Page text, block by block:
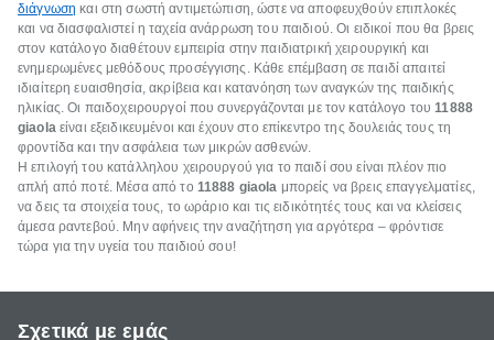
διάγνωση και στη σωστή αντιμετώπιση, ώστε να αποφευχθούν επιπλοκές
και να διασφαλιστεί η ταχεία ανάρρωση του παιδιού. Οι ειδικοί που θα βρεις
στον κατάλογο διαθέτουν εμπειρία στην παιδιατρική χειρουργική και
ενημερωμένες μεθόδους προσέγγισης. Κάθε επέμβαση σε παιδί απαιτεί
ιδιαίτερη ευαισθησία, ακρίβεια και κατανόηση των αναγκών της παιδικής
ηλικίας. Οι παιδοχειρουργοί που συνεργάζονται με τον κατάλογο του11888
giaolaείναι εξειδικευμένοι και έχουν στο επίκεντρο της δουλειάς τους τη
φροντίδα και την ασφάλεια των μικρών ασθενών.
Η επιλογή του κατάλληλου χειρουργού για το παιδί σου είναι πλέον πιο
απλή από ποτέ. Μέσα από το 11888 giaola μπορείς να βρεις επαγγελματίες,
να δεις τα στοιχεία τους, το ωράριο και τις ειδικότητές τους και να κλείσεις
άμεσα ραντεβού. Μην αφήνεις την αναζήτηση για αργότερα – φρόντισε
τώρα για την υγεία του παιδιού σου!
Σχετικά με εμάς